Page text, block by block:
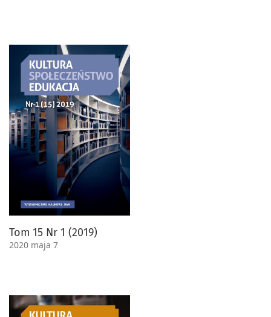
Tom 15 Nr 1 (2019)
2020 maja 7